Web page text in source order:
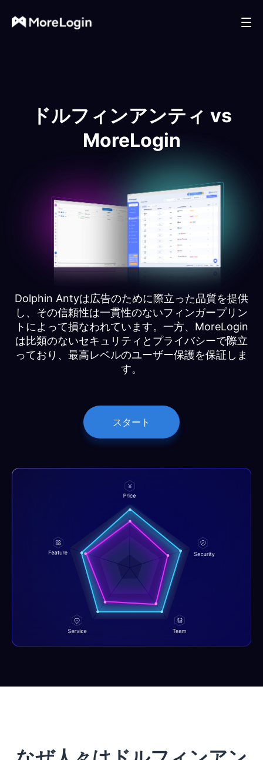
ドルフィンアンティ vs
MoreLogin
Dolphin Antyは広告のために際立った品質を提供
し、その信頼性は一貫性のないフィンガープリン
トによって損なわれています。一方、MoreLogin
は比類のないセキュリティとプライバシーで際立
っており、最高レベルのユーザー保護を保証しま
す。
スタート